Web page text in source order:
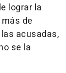
lograr la
de
acusadas,
se la